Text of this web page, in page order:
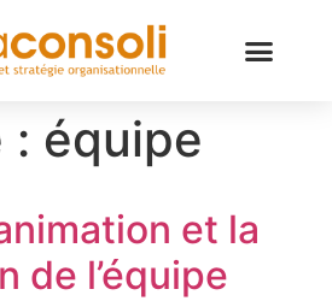
: équipe
et la
de l’équipe